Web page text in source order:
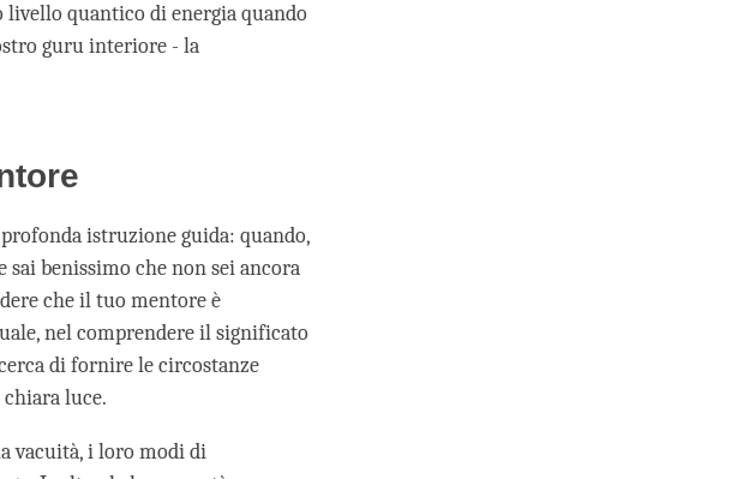
livello quantico di energia quando
guru interiore - la
istruzione guida: quando,
benissimo che non sei ancora
che il tuo mentore è
nel comprendere il significato
di fornire le circostanze
luce.
vacuità, i loro modi di